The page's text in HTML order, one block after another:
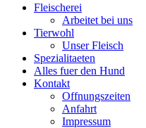
Fleischerei
Arbeitet bei uns
Tierwohl
Unser Fleisch
Spezialitaeten
Alles fuer den Hund
Kontakt
Offnungszeiten
Anfahrt
Impressum